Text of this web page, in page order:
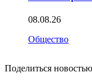
08.08.26
Общество
Поделиться новостью